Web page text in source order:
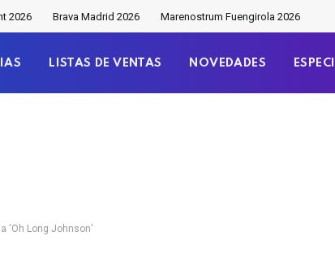
2026 Brava Madrid 2026 Marenostrum Fuengirola 2026
LISTAS DE VENTAS NOVEDADES
‘Oh Long Johnson’